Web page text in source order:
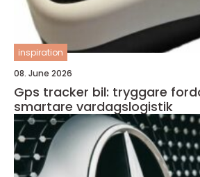
inspiration
08. June 2026
Gps tracker bil: tryggare
smartare vardagslogistik